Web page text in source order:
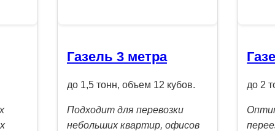
Газель 3 метра
до 1,5 тонн, объем 12 кубов.
Подходит для перевозки
небольших квартир, офисов
до 2